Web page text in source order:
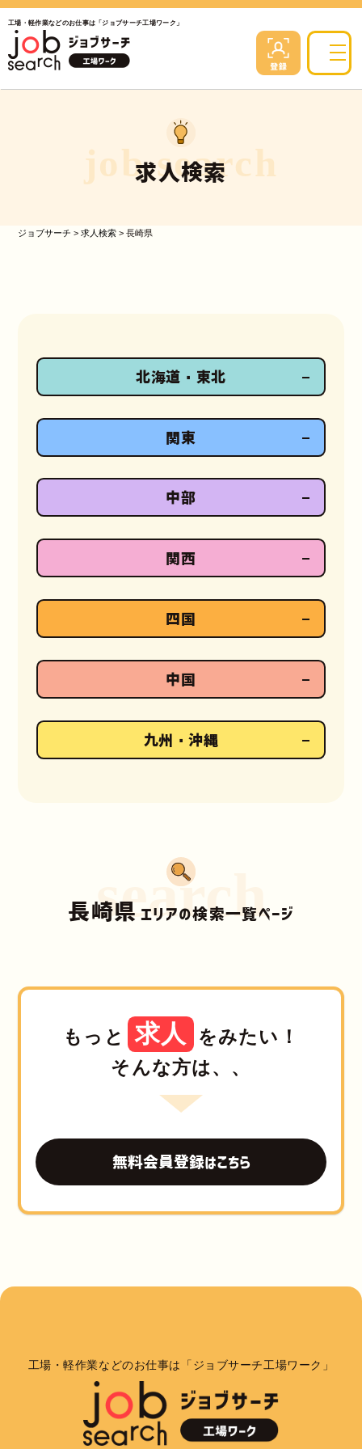
工場・軽作業などのお仕事は「ジョブサーチ工場ワーク」
求人検索
job search
ジョブサーチ >求人検索 >長崎県
北海道・東北
関東
中部
関西
四国
中国
九州・沖縄
長崎県 エリアの検索一覧ページ
search
もっと 求人
をみたい！
そんな方は、、
無料会員登録はこちら
工場・軽作業などのお仕事は「ジョブサーチ工場ワーク」